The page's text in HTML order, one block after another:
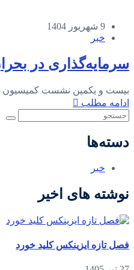
9 شهریور 1404
خبر
سرمایه‌گذاری در
بیست و یکمین نشست کمیسیون
ادامه مطلب
دسته‌ها
خبر
نوشته های اخیر
فصل تازه ایزینکس کلید خورد